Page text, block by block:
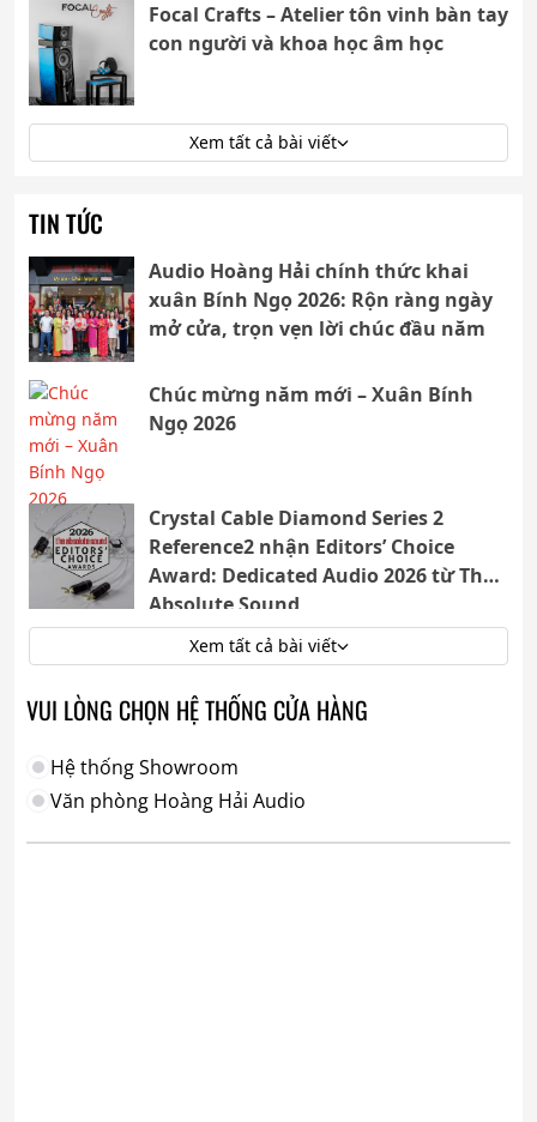
Focal Crafts – Atelier tôn vinh bàn tay
con người và khoa học âm học
Xem tất cả bài viết
TIN TỨC
Audio Hoàng Hải chính thức khai
xuân Bính Ngọ 2026: Rộn ràng ngày
mở cửa, trọn vẹn lời chúc đầu năm
Chúc mừng năm mới – Xuân Bính
Ngọ 2026
Crystal Cable Diamond Series 2
Reference2 nhận Editors’ Choice
Award: Dedicated Audio 2026 từ The
Absolute Sound
Xem tất cả bài viết
VUI LÒNG CHỌN HỆ THỐNG CỬA HÀNG
Hệ thống Showroom
Văn phòng Hoàng Hải Audio